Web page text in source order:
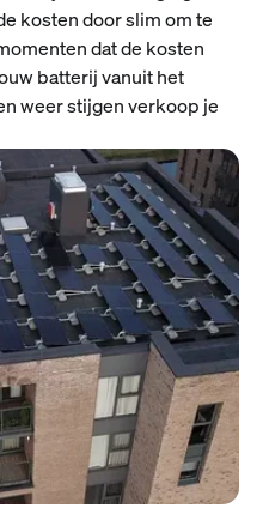
kosten door slim om te
dat de kosten
batterij vanuit het
weer stijgen verkoop je